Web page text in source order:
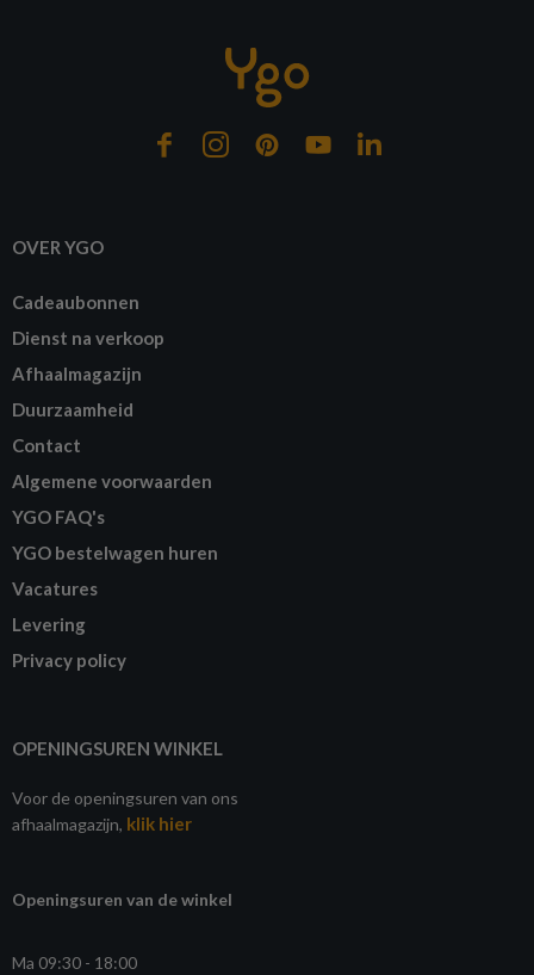
OVER YGO
Cadeaubonnen
Dienst na verkoop
Afhaalmagazijn
Duurzaamheid
Contact
Algemene voorwaarden
YGO FAQ's
YGO bestelwagen huren
Vacatures
Levering
Privacy policy
OPENINGSUREN WINKEL
Voor de openingsuren van ons
afhaalmagazijn, klik hier
Openingsuren van de winkel
Ma 09:30 - 18:00